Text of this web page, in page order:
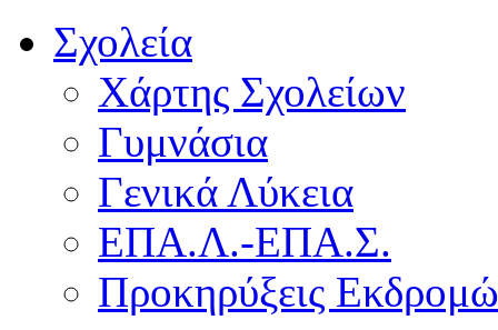
Σχολεία
Χάρτης Σχολείων
Γυμνάσια
Γενικά Λύκεια
ΕΠΑ.Λ.-ΕΠΑ.Σ.
Προκηρύξεις